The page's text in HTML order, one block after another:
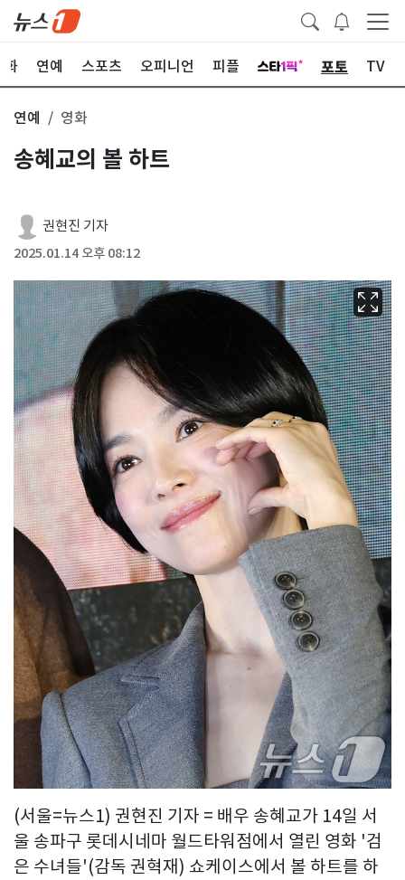
화 연예 스포츠 오피니언 피플 포토 TV
연예 영화
송혜교의 볼 하트
권현진 기자
2025.01.14 오후 08:12
(서울=뉴스1) 권현진 기자 = 배우 송혜교가 14일 서
울 송파구 롯데시네마 월드타워점에서 열린 영화 '검
은 수녀들'(감독 권혁재) 쇼케이스에서 볼 하트를 하